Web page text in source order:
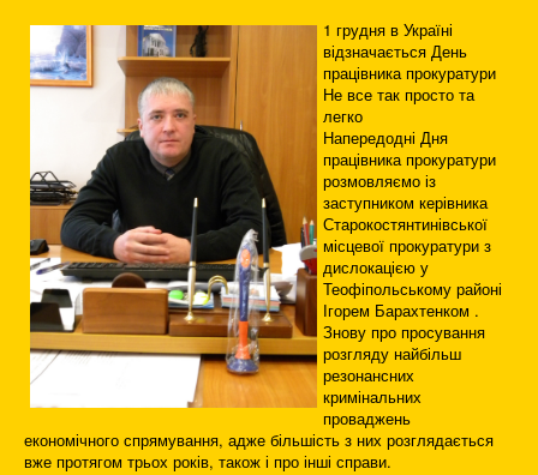
1 грудня в Україні
відзначається День
працівника прокуратури
Не все так просто та
легко
Напередодні Дня
працівника прокуратури
розмовляємо із
заступником керівника
Старокостянтинівської
місцевої прокуратури з
дислокацією у
Теофіпольському районі
Ігорем Барахтенком .
Знову про просування
розгляду найбільш
резонансних
кримінальних
проваджень
економічного спрямування, адже більшість з них розглядається
вже протягом трьох років, також і про інші справи.